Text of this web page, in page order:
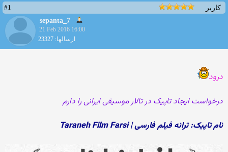
کاربر
#1
sepanta_7
21 Feb 2016 16:00
ارسالها: 23327
درود
درخواست ایجاد تاپیک در تالار موسیقی ایرانی را دارم
نام تاپیک: ترانه فیلم فارسی | Taraneh Film Farsi